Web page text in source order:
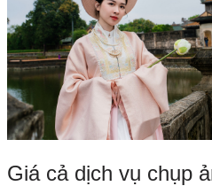
Giá cả dịch vụ chụp